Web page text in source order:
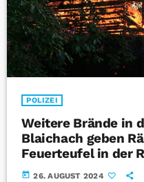
POLIZEI
Weitere Brände in
Blaichach geben
Feuerteufel in der
today 26. AUGUST 2024